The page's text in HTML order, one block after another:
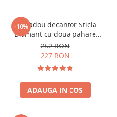
-10%
Set cadou decantor Sticla
Diamant cu doua pahare
Deluxe
252 RON
227 RON
ADAUGA IN COS